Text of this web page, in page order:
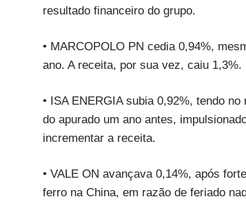
resultado financeiro do grupo.
• MARCOPOLO PN cedia 0,94%,
ano. A receita, por sua vez, caiu 1,3%.
• ISA ENERGIA subia 0,92%, tendo
do apurado um ano antes,
incrementar a receita.
• VALE ON avançava 0,14%, após
ferro na China, em razão de feriado